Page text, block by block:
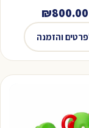
₪800.00
והזמנה